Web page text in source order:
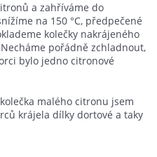
a zahříváme do
na 150 °C, předpečené
kolečky nakrájeného
pořádně zchladnout,
bylo jedno citronové
malého citronu jsem
krájela dílky dortové a taky